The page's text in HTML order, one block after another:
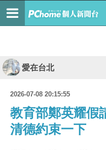
愛在台北
2026-07-08 20:15:55
教育部鄭英耀假
清德約束一下